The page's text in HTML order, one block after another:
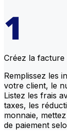
Créez la facture
Remplissez les
votre client, le
Listez les frais
taxes, les
monnaie,
de paiement